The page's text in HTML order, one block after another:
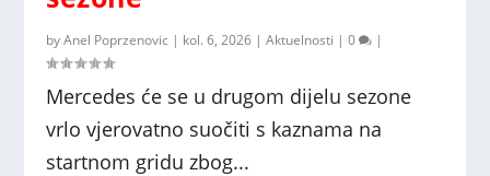
byAnel Poprzenovic | kol. 6, 2026 |Aktuelnosti |0 |
Mercedes će se u drugom dijelu sezone
vrlo vjerovatno suočiti s kaznama na
startnom gridu zbog...